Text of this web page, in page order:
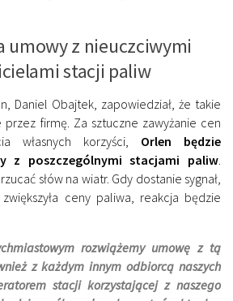
umowy z nieuczciwymi
stacji paliw
Daniel Obajtek, zapowiedział, że takie
przez firmę. Za sztuczne zawyżanie cen
własnych korzyści, Orlen będzie
z poszczególnymi stacjami paliw
słów na wiatr. Gdy dostanie sygnał,
ceny paliwa, reakcja będzie
rozwiążemy umowę z tą
z każdym innym odbiorcą naszych
stacji korzystającej z naszego